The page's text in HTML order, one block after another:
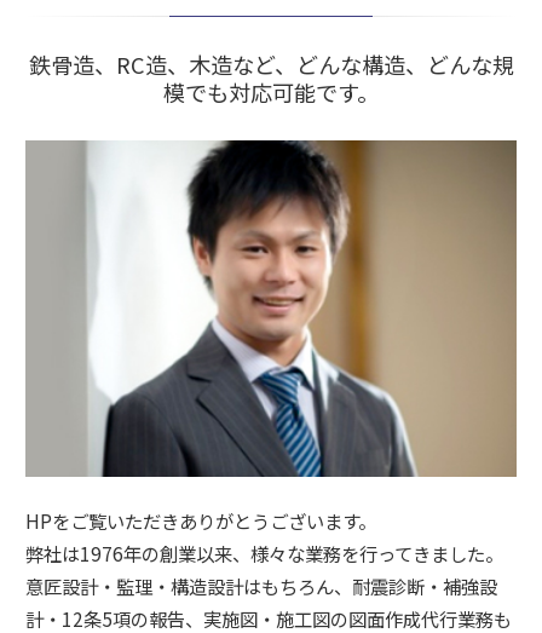
鉄骨造、RC造、木造など、どんな構造、どんな規
模でも対応可能です。
HPをご覧いただきありがとうございます。
弊社は1976年の創業以来、様々な業務を行ってきました。
意匠設計・監理・構造設計はもちろん、耐震診断・補強設
計・12条5項の報告、実施図・施工図の図面作成代行業務も